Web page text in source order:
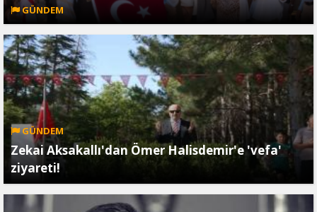
GÜNDEM
GÜNDEM
Zekai Aksakallı'dan Ömer Halisdemir'e 'vefa'
ziyareti!